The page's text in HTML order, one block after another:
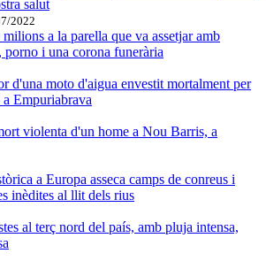
salut
2022
a la parella que va assetjar amb
porno i una corona funerària
d'una moto d'aigua envestit mortalment per
Empuriabrava
violenta d'un home a Nou Barris, a
a Europa asseca camps de conreus i
inèdites al llit dels rius
al terç nord del país, amb pluja intensa,